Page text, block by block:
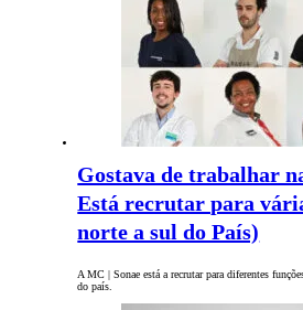
Gostava de trabalhar
Está recrutar para
norte a sul do País)
A MC | Sonae está a recrutar para diferentes
do país.